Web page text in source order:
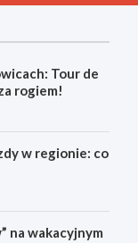
Tour de
rogiem!
w regionie: co
na wakacyjnym